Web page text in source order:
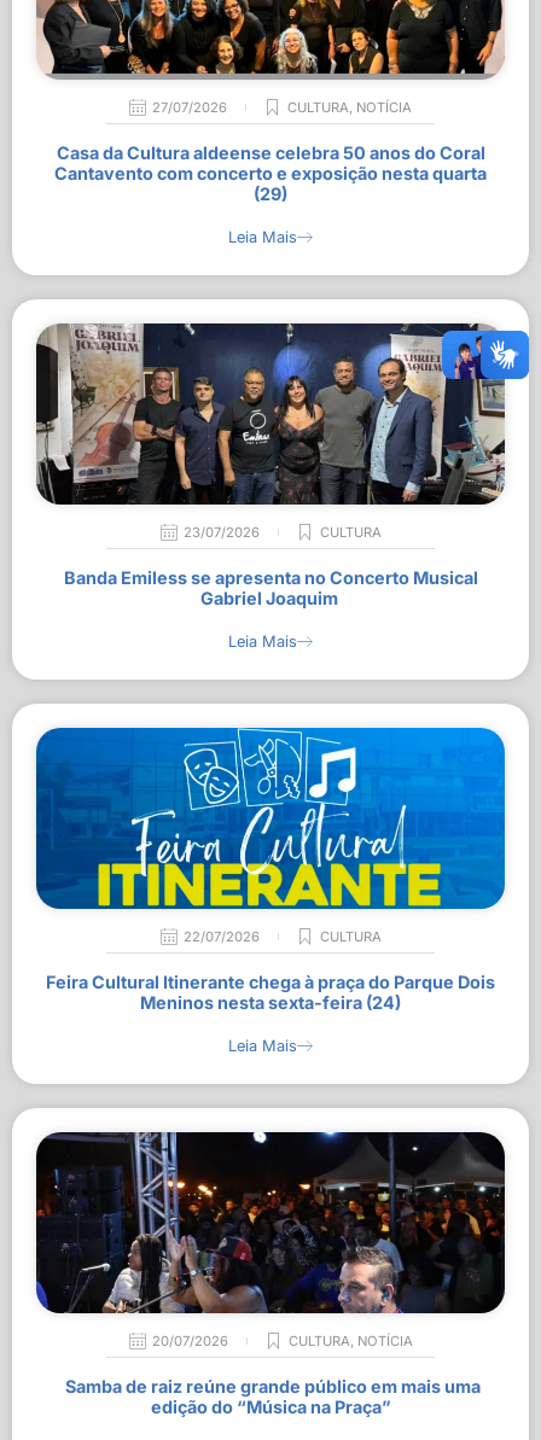
27/07/2026 CULTURA, NOTÍCIA
Casa da Cultura aldeense celebra 50 anos do Coral
Cantavento com concerto e exposição nesta quarta
(29)
Leia Mais
23/07/2026 CULTURA
Banda Emiless se apresenta no Concerto Musical
Gabriel Joaquim
Leia Mais
22/07/2026 CULTURA
Feira Cultural Itinerante chega à praça do Parque Dois
Meninos nesta sexta-feira (24)
Leia Mais
20/07/2026 CULTURA, NOTÍCIA
Samba de raiz reúne grande público em mais uma
edição do “Música na Praça”